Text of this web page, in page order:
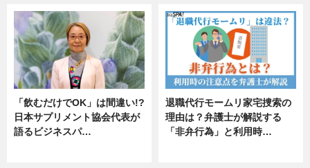
「飲むだけでOK」は間違い!?
日本サプリメント協会代表が
語るビジネスパ…
退職代行モームリ家宅捜索の
理由は？弁護士が解説する
「非弁行為」と利用時…